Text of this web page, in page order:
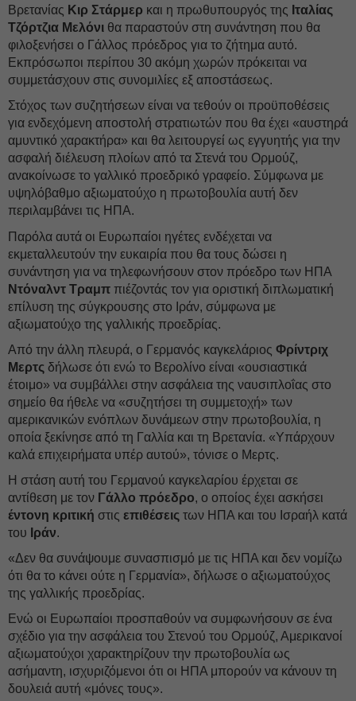
Βρετανίας Κιρ Στάρμερ και η πρωθυπουργός της Ιταλίας
Τζόρτζια Μελόνι θα παραστούν στη συνάντηση που θα
φιλοξενήσει ο Γάλλος πρόεδρος για το ζήτημα αυτό.
Εκπρόσωποι περίπου 30 ακόμη χωρών πρόκειται να
συμμετάσχουν στις συνομιλίες εξ αποστάσεως.
Στόχος των συζητήσεων είναι να τεθούν οι προϋποθέσεις
για ενδεχόμενη αποστολή στρατιωτών που θα έχει «αυστηρά
αμυντικό χαρακτήρα» και θα λειτουργεί ως εγγυητής για την
ασφαλή διέλευση πλοίων από τα Στενά του Ορμούζ,
ανακοίνωσε το γαλλικό προεδρικό γραφείο. Σύμφωνα με
υψηλόβαθμο αξιωματούχο η πρωτοβουλία αυτή δεν
περιλαμβάνει τις ΗΠΑ.
Παρόλα αυτά οι Ευρωπαίοι ηγέτες ενδέχεται να
εκμεταλλευτούν την ευκαιρία που θα τους δώσει η
συνάντηση για να τηλεφωνήσουν στον πρόεδρο των ΗΠΑ
Ντόναλντ Τραμπ πιέζοντάς τον για οριστική διπλωματική
επίλυση της σύγκρουσης στο Ιράν, σύμφωνα με
αξιωματούχο της γαλλικής προεδρίας.
Από την άλλη πλευρά, ο Γερμανός καγκελάριος Φρίντριχ
Μερτς δήλωσε ότι ενώ το Βερολίνο είναι «ουσιαστικά
έτοιμο» να συμβάλλει στην ασφάλεια της ναυσιπλοΐας στο
σημείο θα ήθελε να «συζητήσει τη συμμετοχή» των
αμερικανικών ενόπλων δυνάμεων στην πρωτοβουλία, η
οποία ξεκίνησε από τη Γαλλία και τη Βρετανία. «Υπάρχουν
καλά επιχειρήματα υπέρ αυτού», τόνισε ο Μερτς.
Η στάση αυτή του Γερμανού καγκελαρίου έρχεται σε
αντίθεση με τον Γάλλο πρόεδρο, ο οποίος έχει ασκήσει
έντονη κριτική στις επιθέσεις των ΗΠΑ και του Ισραήλ κατά
του Ιράν.
«Δεν θα συνάψουμε συνασπισμό με τις ΗΠΑ και δεν νομίζω
ότι θα το κάνει ούτε η Γερμανία», δήλωσε ο αξιωματούχος
της γαλλικής προεδρίας.
Ενώ οι Ευρωπαίοι προσπαθούν να συμφωνήσουν σε ένα
σχέδιο για την ασφάλεια του Στενού του Ορμούζ, Αμερικανοί
αξιωματούχοι χαρακτηρίζουν την πρωτοβουλία ως
ασήμαντη, ισχυριζόμενοι ότι οι ΗΠΑ μπορούν να κάνουν τη
δουλειά αυτή «μόνες τους».